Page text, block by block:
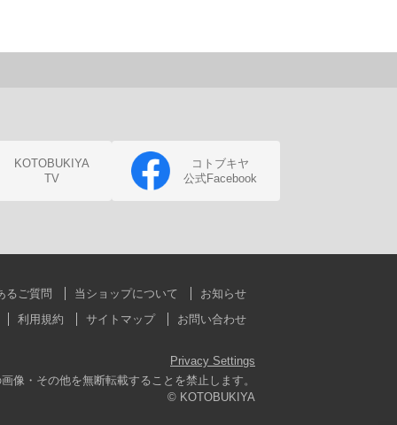
KOTOBUKIYA
TV
コトブキヤ
公式Facebook
るご質問 当ショップについて
お知らせ
利用規約
サイトマップ お問い合わせ
Privacy Settings
像・その他を無断転載することを禁止します。
© KOTOBUKIYA